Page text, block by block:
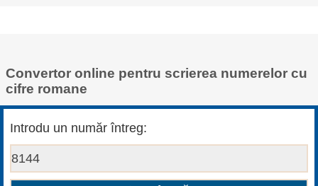
Convertor online pentru scrierea numerelor cu
cifre romane
Introdu un număr întreg: